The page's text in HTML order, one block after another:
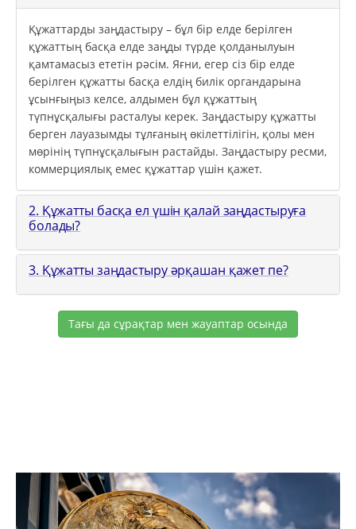
Құжаттарды заңдастыру – бұл бір елде берілген
құжаттың басқа елде заңды түрде қолданылуын
қамтамасыз ететін рәсім. Яғни, егер сіз бір елде
берілген құжатты басқа елдің билік органдарына
ұсынғыңыз келсе, алдымен бұл құжаттың
түпнұсқалығы расталуы керек. Заңдастыру құжатты
берген лауазымды тұлғаның өкілеттілігін, қолы мен
мөрінің түпнұсқалығын растайды. Заңдастыру ресми,
коммерциялық емес құжаттар үшін қажет.
2. Құжатты басқа ел үшін қалай заңдастыруға
болады?
3. Құжатты заңдастыру әрқашан қажет пе?
Тағы да сұрақтар мен жауаптар осында